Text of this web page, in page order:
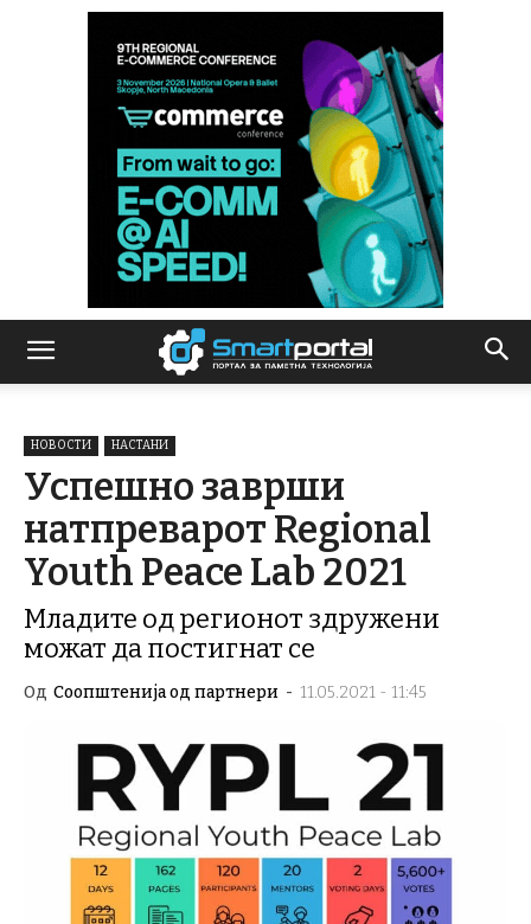
НОВОСТИ НАСТАНИ
Успешно заврши
натпреварот Regional
Youth Peace Lab 2021
Младите од регионот здружени
можат да постигнат се
Од Соопштенија од партнери - 11.05.2021 - 11:45